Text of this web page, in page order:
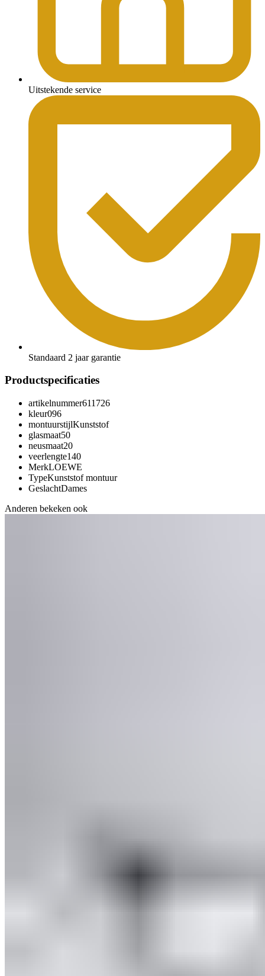
Uitstekende service
Standaard 2 jaar garantie
Productspecificaties
artikelnummer611726
kleur096
montuurstijlKunststof
glasmaat50
neusmaat20
veerlengte140
MerkLOEWE
TypeKunststof montuur
GeslachtDames
Anderen bekeken ook